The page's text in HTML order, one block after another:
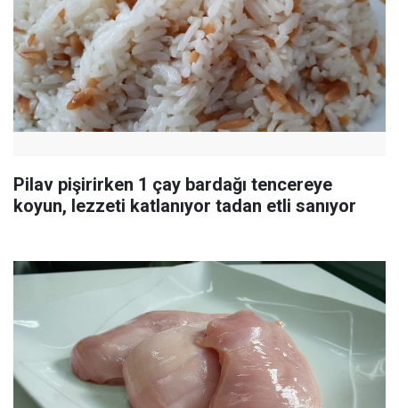
Pilav pişirirken 1 çay bardağı tencereye
koyun, lezzeti katlanıyor tadan etli sanıyor